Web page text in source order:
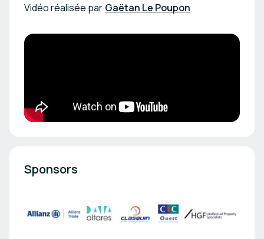
Vidéo réalisée par Gaëtan Le Poupon
Sponsors